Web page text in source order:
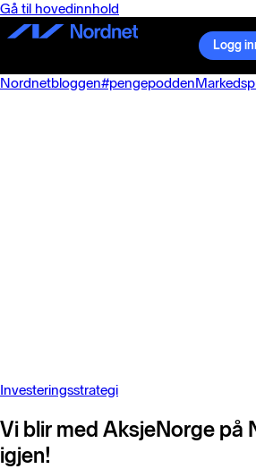
Gå til hovedinnhold
Logg
Nordnetbloggen#pengepodden
Investeringsstrategi
Vi blir med AksjeNorge på
igjen!